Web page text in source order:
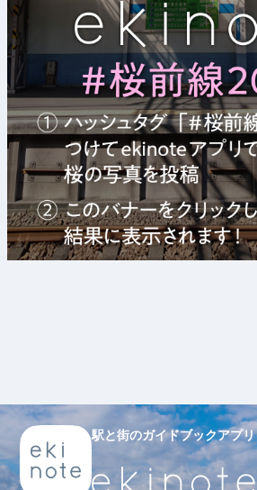
駅と街のガイドブックアプリ